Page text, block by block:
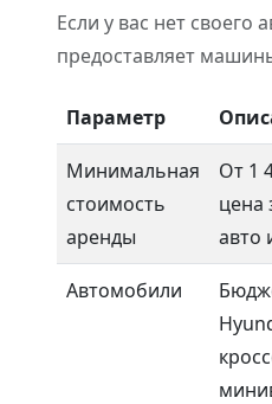
Если у вас нет своего
предоставляет
Параметр
Минимальная
стоимость
аренды
От 1
цена
авто
Автомобили